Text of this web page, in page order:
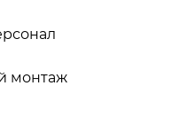
монтаж